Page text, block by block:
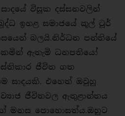
විසූක දස්සනවලින්
ඉහළ සමාජයේ කූල් ටූර්
බලයි.නිර්ධන පන්තියේ
ඇතැමි ධනපතියෝ
ජීවිත ගත
සාදයකි. එහෙත් ඔවුහු
ජීවිතවල ඇතුළාන්තය
මනස පොහොසත්ය.ඔහුට